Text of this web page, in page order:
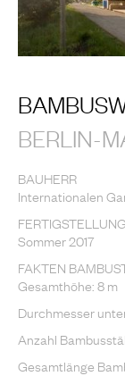
BERLIN-
BAUHERR
Internationalen
FERTIGSTELLUNG
Sommer 2017
FAKTEN
Gesamthöhe: 8 m
Durchmesser
Anzahl
Gesamtlänge